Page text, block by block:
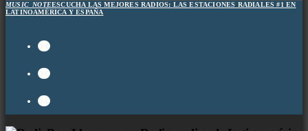
MUSIC_NOTEESCUCHA LAS MEJORES RADIOS: LAS ESTACIONES RADIALES #1 EN
LATINOAMÉRICA Y ESPAÑA